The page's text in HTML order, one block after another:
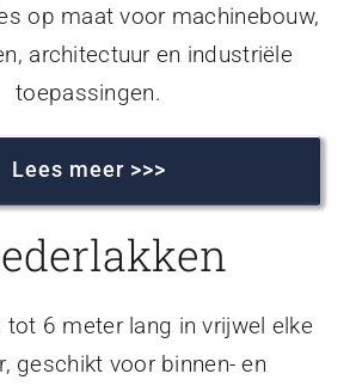
op maat voor machinebouw,
architectuur en industriële
toepassingen.
Lees meer >>>
tot 6 meter lang in vrijwel elke
geschikt voor binnen- en